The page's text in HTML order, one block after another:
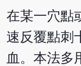
在某一穴點
速反覆點刺
血。本法多